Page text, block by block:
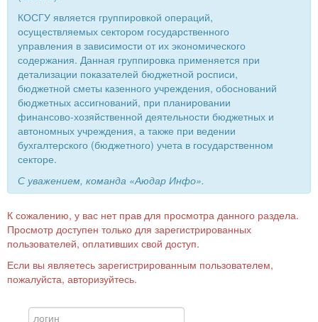
КОСГУ является группировкой операций,
осуществляемых сектором государственного
управления в зависимости от их экономического
содержания. Данная группировка применяется при
детализации показателей бюджетной росписи,
бюджетной сметы казенного учреждения, обоснований
бюджетных ассигнований, при планировании
финансово-хозяйственной деятельности бюджетных и
автономных учреждения, а также при ведении
бухгалтерского (бюджетного) учета в государственном
секторе.
С уважением, команда «Аюдар Инфо».
К сожалению, у вас нет прав для просмотра данного раздела.
Просмотр доступен только для зарегистрированных
пользователей, оплативших свой доступ.
Если вы являетесь зарегистрированным пользователем,
пожалуйста, авторизуйтесь.